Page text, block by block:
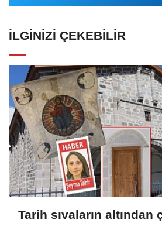
İLGINIZI ÇEKEBILIR
Tarih sıvaların altından